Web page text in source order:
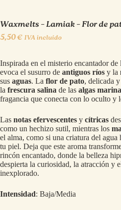
Waxmelts – Lamiak – Flor de
5,50€ IVA incluído
Inspirada en el misterio encantador de
evoca el susurro de antiguos ríos y la
sus aguas. La flor de pato, delicada
la frescura salina de las algas
fragancia que conecta con lo oculto y
Las notas efervescentes y cítricas
como un hechizo sutil, mientras los
el alma, como si una criatura del agua
tu piel. Deja que este aroma
rincón encantado, donde la belleza
despierta la curiosidad, la atracción y
inexplorado.
Intensidad: Baja/Media